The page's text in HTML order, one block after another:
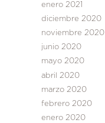
enero 2021
diciembre 2020
noviembre 2020
junio 2020
mayo 2020
abril 2020
marzo 2020
febrero 2020
enero 2020